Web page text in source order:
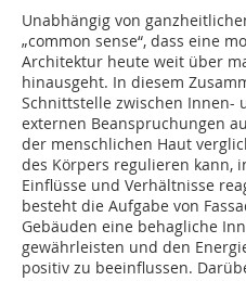
Unabhängig von
„common sense“, dass eine
Architektur heute weit über
hinausgeht. In diesem
Schnittstelle zwischen
externen Beanspruchungen
der menschlichen Haut
des Körpers regulieren kann,
Einflüsse und Verhältnisse
besteht die Aufgabe von
Gebäuden eine behagliche
gewährleisten und den
positiv zu beeinflussen.